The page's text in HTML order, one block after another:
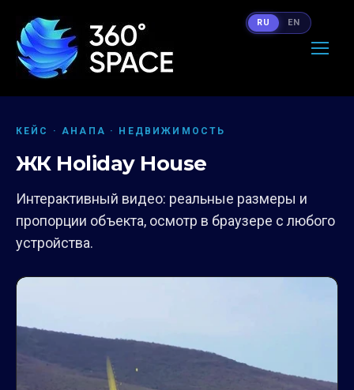
КЕЙС · АНАПА · НЕДВИЖИМОСТЬ
ЖК Holiday House
Интерактивный видео: реальные размеры и
пропорции объекта, осмотр в браузере с любого
устройства.
RU EN